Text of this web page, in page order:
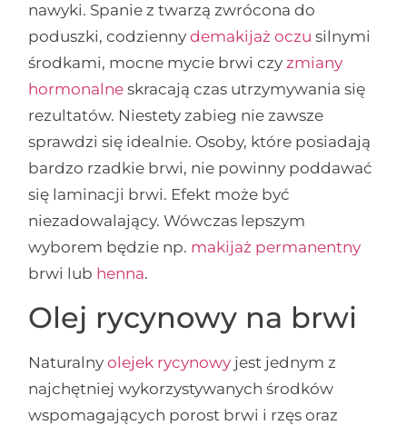
nawyki. Spanie z twarzą zwrócona do
poduszki, codziennydemakijaż oczu silnymi
środkami, mocne mycie brwi czyzmiany
hormonalne skracają czas utrzymywania się
rezultatów. Niestety zabieg nie zawsze
sprawdzi się idealnie. Osoby, które posiadają
bardzo rzadkie brwi, nie powinny poddawać
się laminacji brwi. Efekt może być
niezadowalający. Wówczas lepszym
wyborem będzie np. makijaż permanentny
brwi lub henna.
Olej rycynowy na brwi
Naturalnyolejek rycynowy jest jednym z
najchętniej wykorzystywanych środków
wspomagających porost brwi i rzęs oraz